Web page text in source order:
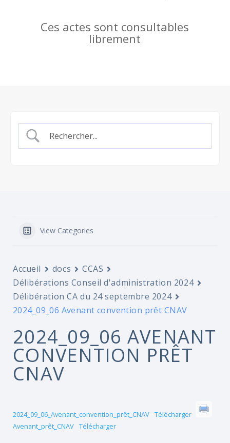
Ces actes sont consultables
librement
View Categories
Accueil docs
CCAS
Délibérations Conseil d'administration 2024
Délibération CA du 24 septembre 2024
2024_09_06 Avenant convention prêt CNAV
2024_09_06 AVENANT
CONVENTION PRÊT
CNAV
2024_09_06_Avenant_convention_prêt_CNAV Télécharger
Avenant_prêt_CNAV Télécharger